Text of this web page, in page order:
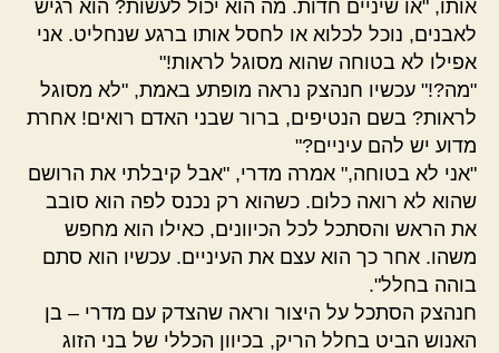
אותו, "או שיניים חדות. מה הוא יכול לעשות? הוא רגיש
לאבנים, נוכל לכלוא או לחסל אותו ברגע שנחליט. אני
אפילו לא בטוחה שהוא מסוגל לראות!"
"מה?!" עכשיו חנהצק נראה מופתע באמת, "לא מסוגל
לראות? בשם הנטיפים, ברור שבני האדם רואים! אחרת
מדוע יש להם עיניים?"
"אני לא בטוחה," אמרה מדרי, "אבל קיבלתי את הרושם
שהוא לא רואה כלום. כשהוא רק נכנס לפה הוא סובב
את הראש והסתכל לכל הכיוונים, כאילו הוא מחפש
משהו. אחר כך הוא עצם את העיניים. עכשיו הוא סתם
בוהה בחלל".
חנהצק הסתכל על היצור וראה שהצדק עם מדרי – בן
האנוש הביט בחלל הריק, בכיוון הכללי של בני הזוג